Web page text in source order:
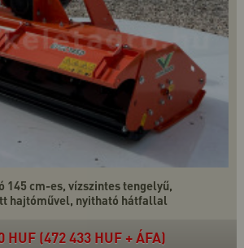
145 cm-es, vízszintes tengelyű,
hajtóművel, nyitható hátfallal
HUF (472 433 HUF + ÁFA)